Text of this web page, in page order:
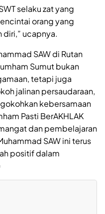
selaku zat yang
orang yang
ucapnya.
SAW di Rutan
Sumut bukan
tetapi juga
jalinan persaudaraan,
kebersamaan
Pasti BerAKHLAK
dan pembelajaran
SAW ini terus
positif dalam